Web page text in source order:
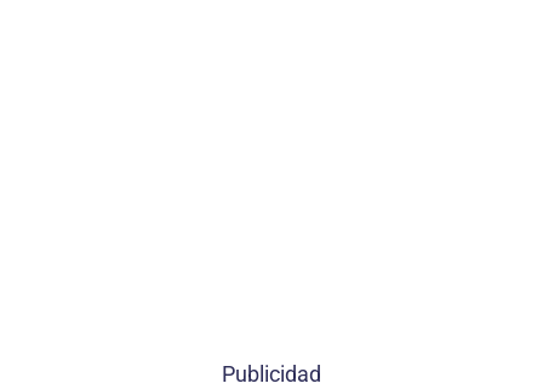
Publicidad